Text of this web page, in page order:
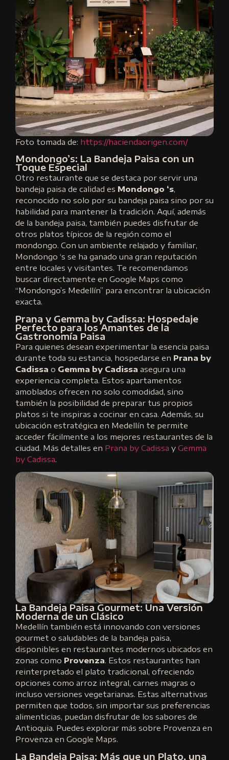
Foto tomada de: https://haciendaorigen.com/
Mondongo’s: La Bandeja Paisa con un
Toque Especial
Otro restaurante que se destaca por servir una
bandeja paisa de calidad es Mondongo ‘s,
reconocido no solo por su bandeja paisa sino por su
habilidad para mantener la tradición. Aquí, además
de la bandeja paisa, también puedes disfrutar de
otros platos típicos de la región como el
mondongo. Con un ambiente relajado y familiar,
Mondongo ‘s se ha ganado una gran reputación
entre locales y visitantes. Te recomendamos
buscar directamente en Google Maps como
“Mondongo’s Medellín” para encontrar la ubicación
exacta.
Prana y Gemma by Cadissa: Hospedaje
Perfecto para los Amantes de la
Gastronomía Paisa
Para quienes desean experimentar la esencia paisa
durante toda su estancia, hospedarse en Prana by
Cadissa o Gemma by Cadissa asegura una
experiencia completa. Estos apartamentos
amoblados ofrecen no solo comodidad, sino
también la posibilidad de preparar tus propios
platos si te inspiras a cocinar en casa. Además, su
ubicación estratégica en Medellín te permite
acceder fácilmente a los mejores restaurantes de la
ciudad. Más detalles en Prana by Cadissa y Gemma
by Cadissa.
La Bandeja Paisa Gourmet: Una Versión
Moderna de un Clásico
Medellín también está innovando con versiones
gourmet o saludables de la bandeja paisa,
disponibles en restaurantes modernos ubicados en
zonas como Provenza. Estos restaurantes han
reinterpretado el plato tradicional, ofreciendo
opciones como arroz integral, carnes magras o
incluso versiones vegetarianas. Estas alternativas
permiten que todos, sin importar sus preferencias
alimenticias, puedan disfrutar de los sabores de
Antioquia. Puedes explorar más sobre Provenza en
Provenza en Google Maps.
La Bandeja Paisa: Más que un Plato, una